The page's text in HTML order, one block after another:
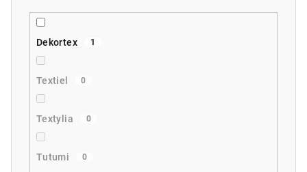
Dekortex 1
Textiel 0
Textylia 0
Tutumi 0